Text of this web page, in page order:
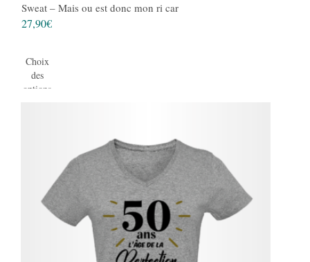
Sweat – Mais ou est donc mon ri car
27,90€
Choix
des
options